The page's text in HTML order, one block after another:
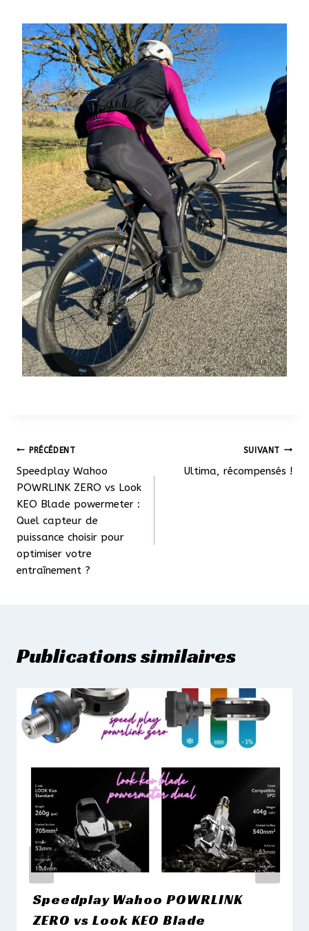
Navigation
de
l’article
PRÉCÉDENT
Speedplay Wahoo
POWRLINK ZERO vs Look
KEO Blade powermeter :
Quel capteur de
puissance choisir pour
optimiser votre
entraînement ?
SUIVANT
Ultima, récompensés !
Publications similaires
Speedplay Wahoo POWRLINK
ZERO vs Look KEO Blade